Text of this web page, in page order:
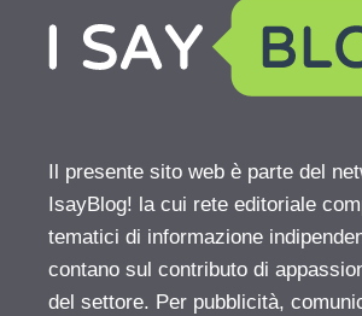
Il presente sito web è parte del
IsayBlog! la cui rete editoriale
tematici di informazione
contano sul contributo di
del settore. Per pubblicità,